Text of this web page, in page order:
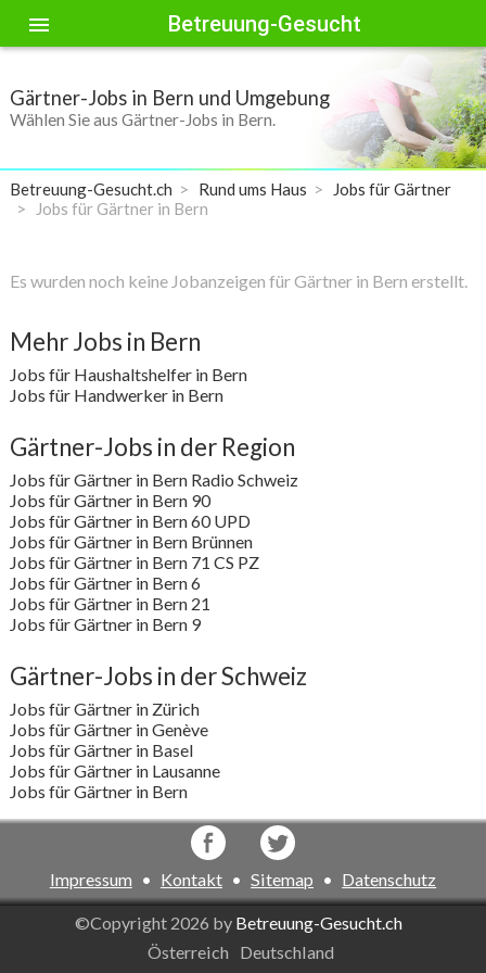
menu Betreuung-Gesucht
Gärtner-Jobs in Bern und Umgebung
Wählen Sie aus Gärtner-Jobs in Bern.
Betreuung-Gesucht.ch Rund ums Haus
Jobs für Gärtner
Jobs für Gärtner in Bern
Es wurden noch keine Jobanzeigen für Gärtner in Bern erstellt.
Mehr Jobs in Bern
Jobs für Haushaltshelfer in Bern
Jobs für Handwerker in Bern
Gärtner-Jobs in der Region
Jobs für Gärtner in Bern Radio Schweiz
Jobs für Gärtner in Bern 90
Jobs für Gärtner in Bern 60 UPD
Jobs für Gärtner in Bern Brünnen
Jobs für Gärtner in Bern 71 CS PZ
Jobs für Gärtner in Bern 6
Jobs für Gärtner in Bern 21
Jobs für Gärtner in Bern 9
Gärtner-Jobs in der Schweiz
Jobs für Gärtner in Zürich
Jobs für Gärtner in Genève
Jobs für Gärtner in Basel
Jobs für Gärtner in Lausanne
Jobs für Gärtner in Bern
Impressum • Kontakt • Sitemap • Datenschutz
©Copyright 2026 by Betreuung-Gesucht.ch
Österreich
Deutschland